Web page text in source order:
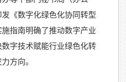
《数字化绿色化协同转型
指南明确了推动数字产业
字技术赋能行业绿色化转
方向。